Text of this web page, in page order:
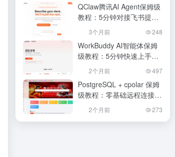
QClaw腾讯AI Agent保姆级
教程：5分钟对接飞书提升
3个月前 248
WorkBuddy AI智能体保姆
级教程：5分钟快速上手提
升办公效率
2个月前 497
PostgreSQL + cpolar 保姆
级教程：零基础远程连接数
据库，5分钟提升效率
2个月前 273